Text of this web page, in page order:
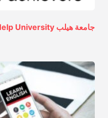
جامعة هيلب Help University